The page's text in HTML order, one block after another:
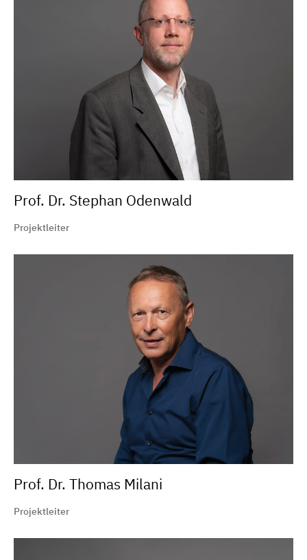
Prof. Dr. Stephan Odenwald
Projektleiter
Prof. Dr. Thomas Milani
Projektleiter